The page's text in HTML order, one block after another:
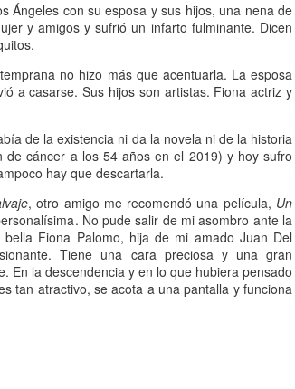
Ángeles con su esposa y sus hijos, una nena de
y amigos y sufrió un infarto fulminante. Dicen
no hizo más que acentuarla. La esposa
a casarse. Sus hijos son artistas. Fiona actriz y
de la existencia ni da la novela ni de la historia
de cáncer a los 54 años en el 2019) y hoy sufro
hay que descartarla.
, otro amigo me recomendó una película, Un
. No pude salir de mi asombro ante la
Fiona Palomo, hija de mi amado Juan Del
Tiene una cara preciosa y una gran
En la descendencia y en lo que hubiera pensado
tan atractivo, se acota a una pantalla y funciona
con el fin de
casi cualquier otra
Pero en el caso de
lectores/as.
cinefilia -ese amour
es, a no
joven se dedicó
vocación sagrada
de su padre